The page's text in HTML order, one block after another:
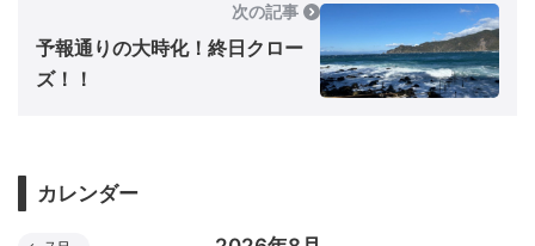
次の記事
予報通りの大時化！終日クロー
ズ！！
カレンダー